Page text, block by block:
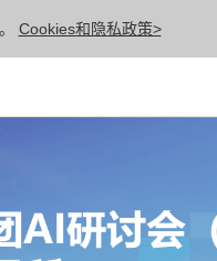
Cookies和隐私政策>